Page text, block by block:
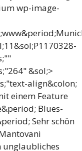
wp-image-
&sol;>
align&colon;
einem Feature
Blues-
Sehr schön
unglaubliches